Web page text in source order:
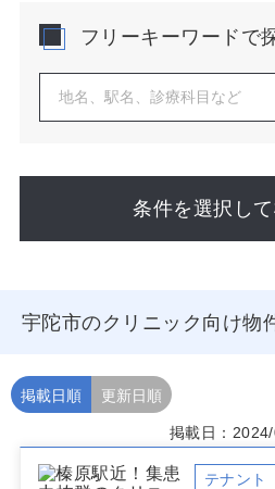
を丁寧に読み解くことが鍵にな
動線、スーパーやドラッグスト
を想定すると診療時間設計が具
はクルマ来院が中心で駐車台数
事業所との関係構築が患者獲得
す。医療モール型でも単独路面
バリアフリー動線は初期から前
できるバックヤード、ICT・発電
整すると運営が安定します。宇
較検討では、坪効率だけでなく
やすさを定量化することが有用
掲載中以外の宇陀市 クリニック
フリーキーワードで
条件を選択し
宇陀市のクリニック向け物
掲載日順 更新日順
掲載日：
テナント